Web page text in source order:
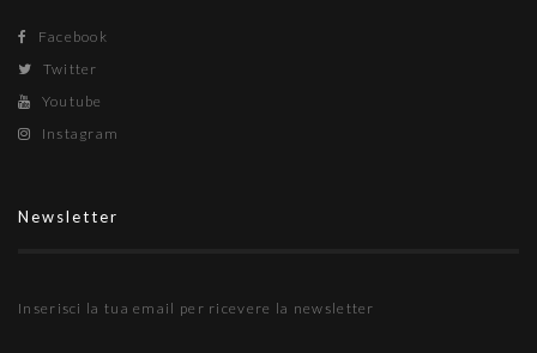
Facebook
Twitter
Youtube
Instagram
Newsletter
Inserisci la tua email per ricevere la newsletter